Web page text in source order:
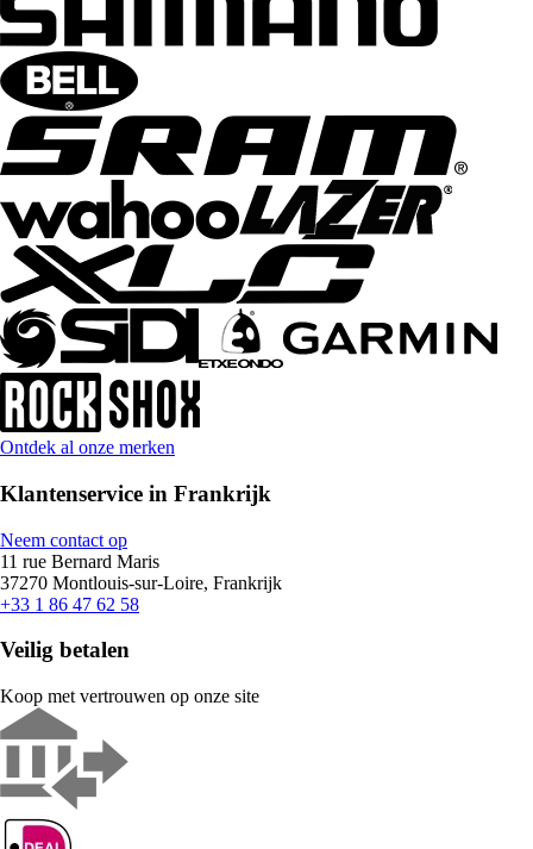
Ontdek al onze merken
Klantenservice in Frankrijk
Neem contact op
11 rue Bernard Maris
37270 Montlouis-sur-Loire, Frankrijk
+33 1 86 47 62 58
Veilig betalen
Koop met vertrouwen op onze site